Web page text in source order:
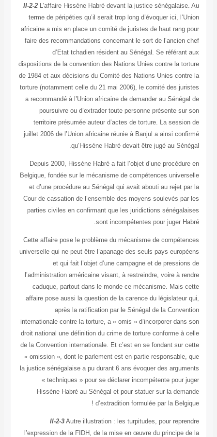
II-2-2L’affaire Hissène Habré devant la justice
terme de péripéties qu’il serait trop long d’évoquer ici,
africaine a mis en place un comité de juristes de haut
faire des recommandations concernant le sort de
d’Etat tchadien résident au Sénégal. Se
dispositions de la convention des Nations Unies contre la
de 1984 et aux décisions du Comité des Nations Unies
torture (notamment celle du 21 mai 2006), le comité des
a recommandé à l’Union africaine de demander au
poursuivre ou d’extrader toute personne présente
territoire présumée auteur d’actes de torture. La
juillet 2006 de l’Union africaine réunie à Banjul a ainsi
qu’Hissène Habré devait être jugé au
Depuis 2000, Hissène Habré a fait l’objet d’une
Belgique, fondée sur le mécanisme de compétences
et d’une procédure au Sénégal qui avait abouti au
Cour de cassation de l’ensemble des moyens soulevés
parties civiles en confirmant que les juridictions
sont incompétentes pour juger
Cette affaire pose le problème du mécanisme de
universelle qui ne peut être l’apanage des seuls pays
et qui fait l’objet d’une campagne et de
l’administration américaine visant, à restreindre, voire à
caduque, partout dans le monde ce mécanisme.
affaire pose aussi la question de la carence du
après la ratification par le Sénégal de la
internationale contre la torture, a « omis » d’incorporer
droit national une définition du crime de torture conforme
de la Convention internationale. Et c’est en se fondant
« omission », dont le parlement est en partie
la justice sénégalaise a pu durant 6 ans évoquer des
« techniques » pour se déclarer incompétente
Hissène Habré au Sénégal et pour statuer sur la
d’extradition formulée par la
II-2-3Autre illustration : les turpitudes, pour
l’expression de la FIDH, de la mise en œuvre du